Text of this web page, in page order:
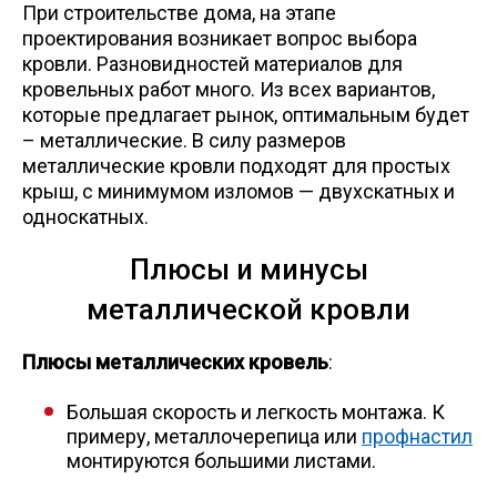
Лист
Уголок
Балка
Квадрат
Катанка
При строительстве дома, на этапе
проектирования возникает вопрос выбора
кровли. Разновидностей материалов для
кровельных работ много. Из всех вариантов,
которые предлагает рынок, оптимальным будет
– металлические. В силу размеров
металлические кровли подходят для простых
крыш, с минимумом изломов — двухскатных и
односкатных.
Плюсы и минусы
металлической кровли
Плюсы металлических кровель:
Большая скорость и легкость монтажа. К
примеру, металлочерепица или профнастил
монтируются большими листами.